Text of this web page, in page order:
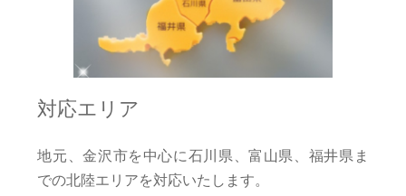
対応エリア
地元、金沢市を中心に石川県、富山県、福井県ま
での北陸エリアを対応いたします。